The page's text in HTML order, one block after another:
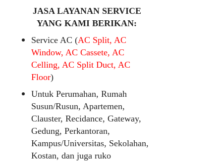
JASA LAYANAN SERVICE
YANG KAMI BERIKAN:
Service AC (AC Split, AC
Window, AC Cassete, AC
Celling, AC Split Duct, AC
Floor)
Untuk Perumahan, Rumah
Susun/Rusun, Apartemen,
Clauster, Recidance, Gateway,
Gedung, Perkantoran,
Kampus/Universitas, Sekolahan,
Kostan, dan juga ruko